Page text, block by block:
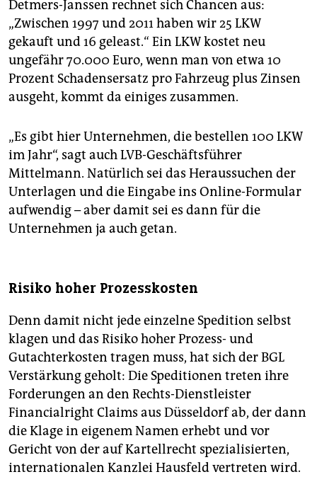
Detmers-Janssen rechnet sich Chancen aus:
„Zwischen 1997 und 2011 haben wir 25 LKW
gekauft und 16 geleast.“ Ein LKW kostet neu
ungefähr 70.000 Euro, wenn man von etwa 10
Prozent Schadensersatz pro Fahrzeug plus Zinsen
ausgeht, kommt da einiges zusammen.
„Es gibt hier Unternehmen, die bestellen 100 LKW
im Jahr“, sagt auch LVB-Geschäftsführer
Mittelmann. Natürlich sei das Heraussuchen der
Unterlagen und die Eingabe ins Online-Formular
aufwendig – aber damit sei es dann für die
Unternehmen ja auch getan.
Risiko hoher Prozesskosten
Denn damit nicht jede einzelne Spedition selbst
klagen und das Risiko hoher Prozess- und
Gutachterkosten tragen muss, hat sich der BGL
Verstärkung geholt: Die Speditionen treten ihre
Forderungen an den Rechts-Dienstleister
Financialright Claims aus Düsseldorf ab, der dann
die Klage in eigenem Namen erhebt und vor
Gericht von der auf Kartellrecht spezialisierten,
internationalen Kanzlei Hausfeld vertreten wird.